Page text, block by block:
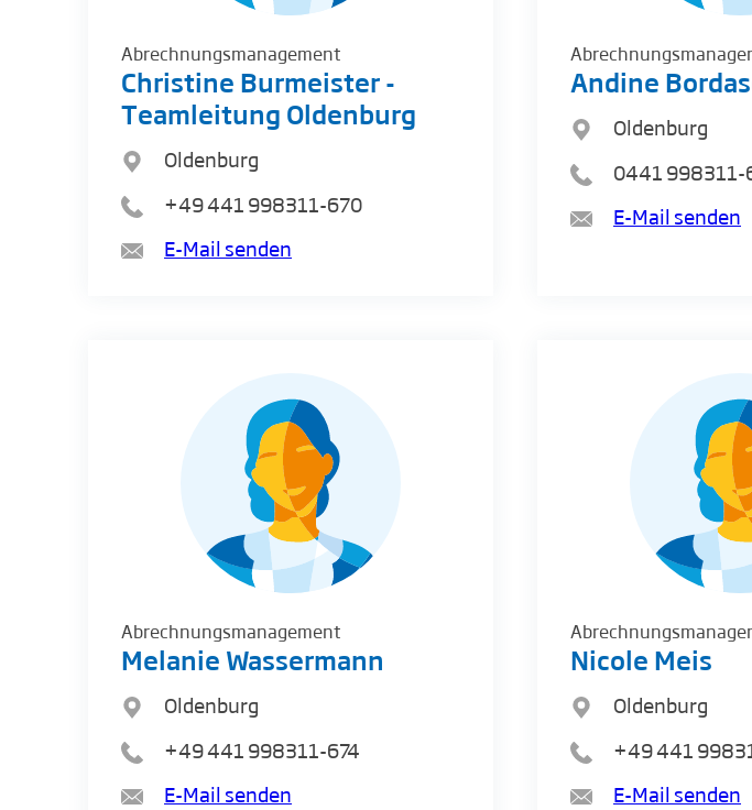
Abrechnungsmanagement
Christine Burmeister -
Teamleitung Oldenburg
Oldenburg
+49 441 998311-670
E-Mail senden
Andine
Oldenburg
0441 998311-
E-Mail senden
Abrechnungsmanagement
Melanie Wassermann
Oldenburg
+49 441 998311-674
E-Mail senden
Nicole Meis
Oldenburg
+49 441
E-Mail senden